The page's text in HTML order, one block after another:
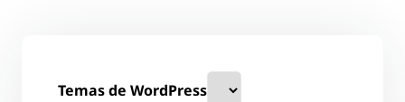
Temas de WordPress